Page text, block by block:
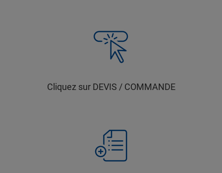
Cliquez sur DEVIS / COMMANDE